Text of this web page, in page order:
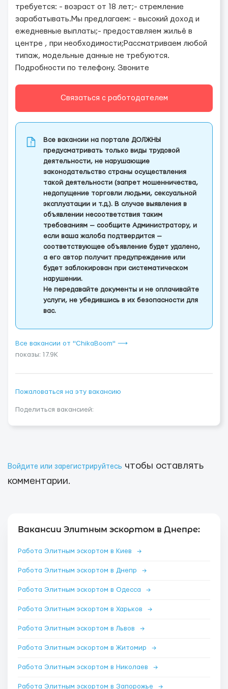
требуется: - возраст от 18 лет;- стремление
зарабатывать.Мы предлагаем: - высокий доход и
ежедневные выплаты;- предоставляем жильё в
центре , при необходимости;Рассматриваем любой
типаж, модельные данные не требуются.
Подробности по телефону. Звоните
Связаться с работодателем
Все вакансии на портале ДОЛЖНЫ
предусматривать только виды трудовой
деятельности, не нарушающие
законодательство страны осуществления
такой деятельности (запрет мошенничества,
недопущение торговли людьми, сексуальной
эксплуатации и т.д.). В случае выявления в
объявлении несоответствия таким
требованиям — сообщите Администратору, и
если ваша жалоба подтвердится —
соответствующее объявление будет удалено,
а его автор получит предупреждение или
будет заблокирован при систематическом
нарушении.
Не передавайте документы и не оплачивайте
услуги, не убедившись в их безопасности для
вас.
Все вакансии от "ChikaBoom" ⟶
показы: 17.9K
Пожаловаться на эту вакансию
Поделиться вакансией:
Войдите или зарегистрируйтесь чтобы оставлять
комментарии.
Вакансии Элитным эскортом в Днепре:
Работа Элитным эскортом в Киев →
Работа Элитным эскортом в Днепр →
Работа Элитным эскортом в Одесса →
Работа Элитным эскортом в Харьков →
Работа Элитным эскортом в Львов →
Работа Элитным эскортом в Житомир →
Работа Элитным эскортом в Николаев →
Работа Элитным эскортом в Запорожье →